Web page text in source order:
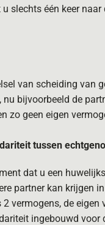
slechts één keer
van scheiding van
bijvoorbeeld de
zo geen eigen
tussen
dat u een
partner kan krijgen
vermogens, de eigen
ingebouwd voor